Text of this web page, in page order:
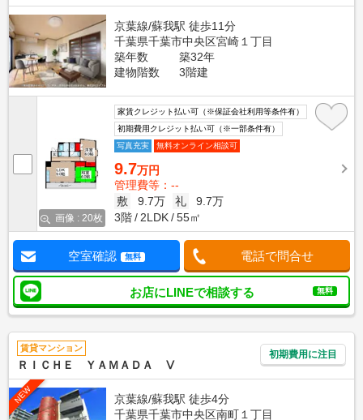
京葉線/蘇我駅 徒歩11分
千葉県千葉市中央区宮崎１丁目
築年数
築32年
建物階数
3階建
画像 : 20枚
家賃クレジット払い可（※保証会社利用等条件有）
初期費用クレジット払い可（※一部条件有）
写真充実
無料オンライン相談可
9.7万円
管理費等：--
敷
9.7万 礼
9.7万
3階
2LDK 55㎡
空室確認 無料 電話で問合せ
お店にLINEで相談する 無料
賃貸マンション
ＲＩＣＨＥ ＹＡＭＡＤＡ Ⅴ
初期費用に注目
NEW
京葉線/蘇我駅 徒歩4分
千葉県千葉市中央区南町１丁目